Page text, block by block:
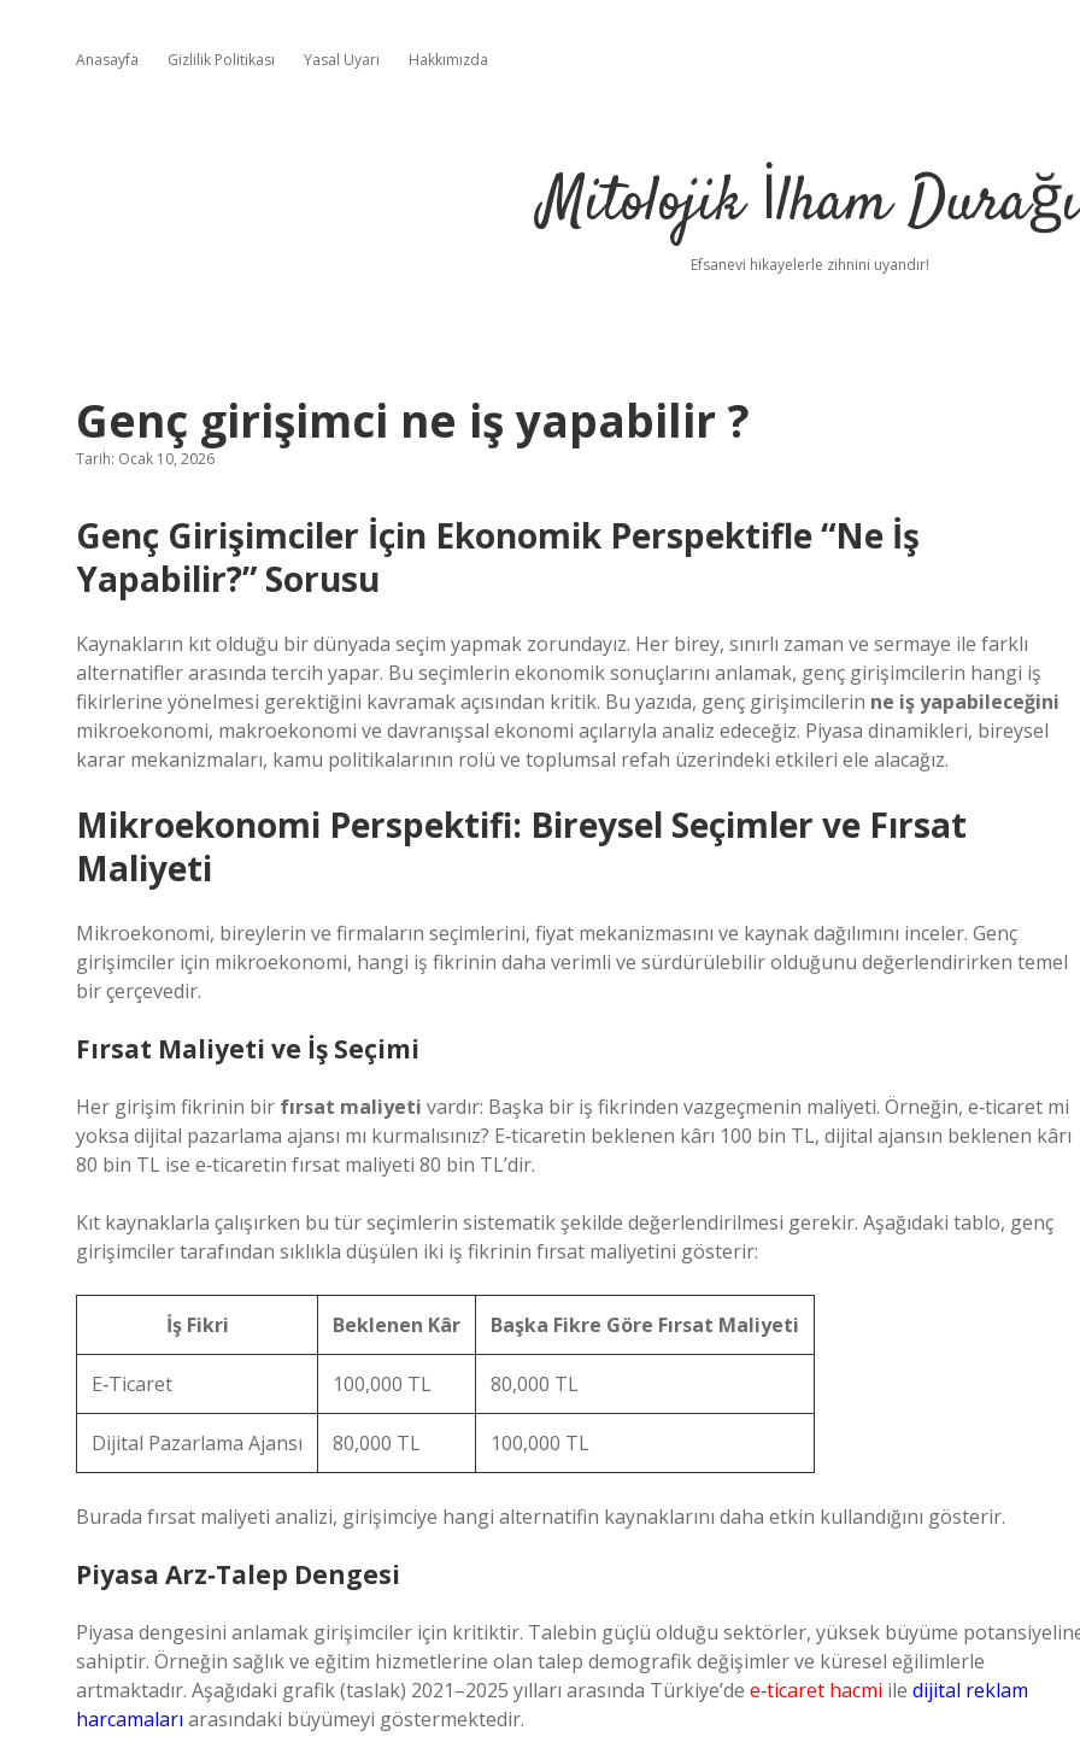
Anasayfa Gizlilik Politikası Yasal Uyarı Hakkımızda
Mitolojik İlham Durağı
Efsanevi hikayelerle zihnini uyandır!
Genç girişimci ne iş yapabilir ?
Tarih: Ocak 10, 2026
Genç Girişimciler İçin Ekonomik Perspektifle “Ne İş
Yapabilir?” Sorusu
Kaynakların kıt olduğu bir dünyada seçim yapmak zorundayız. Her birey, sınırlı zaman ve sermaye ile farklı
alternatifler arasında tercih yapar. Bu seçimlerin ekonomik sonuçlarını anlamak, genç girişimcilerin hangi iş
fikirlerine yönelmesi gerektiğini kavramak açısından kritik. Bu yazıda, genç girişimcilerin ne iş yapabileceğini
mikroekonomi, makroekonomi ve davranışsal ekonomi açılarıyla analiz edeceğiz. Piyasa dinamikleri, bireysel
karar mekanizmaları, kamu politikalarının rolü ve toplumsal refah üzerindeki etkileri ele alacağız.
Mikroekonomi Perspektifi: Bireysel Seçimler ve Fırsat
Maliyeti
Mikroekonomi, bireylerin ve firmaların seçimlerini, fiyat mekanizmasını ve kaynak dağılımını inceler. Genç
girişimciler için mikroekonomi, hangi iş fikrinin daha verimli ve sürdürülebilir olduğunu değerlendirirken temel
bir çerçevedir.
Fırsat Maliyeti ve İş Seçimi
Her girişim fikrinin bir fırsat maliyeti vardır: Başka bir iş fikrinden vazgeçmenin maliyeti. Örneğin, e‑ticaret mi
yoksa dijital pazarlama ajansı mı kurmalısınız? E‑ticaretin beklenen kârı 100 bin TL, dijital ajansın beklenen kârı
80 bin TL ise e‑ticaretin fırsat maliyeti 80 bin TL’dir.
Kıt kaynaklarla çalışırken bu tür seçimlerin sistematik şekilde değerlendirilmesi gerekir. Aşağıdaki tablo, genç
girişimciler tarafından sıklıkla düşülen iki iş fikrinin fırsat maliyetini gösterir:
İş Fikri Beklenen Kâr Başka Fikre Göre Fırsat Maliyeti
E‑Ticaret 100,000 TL 80,000 TL
Dijital Pazarlama Ajansı 80,000 TL 100,000 TL
Burada fırsat maliyeti analizi, girişimciye hangi alternatifin kaynaklarını daha etkin kullandığını gösterir.
Piyasa Arz‑Talep Dengesi
Piyasa dengesini anlamak girişimciler için kritiktir. Talebin güçlü olduğu sektörler, yüksek büyüme
sahiptir. Örneğin sağlık ve eğitim hizmetlerine olan talep demografik değişimler ve küresel eğilimlerle
artmaktadır. Aşağıdaki grafik (taslak) 2021–2025 yılları arasında Türkiye’de e‑ticaret hacmi ile dijital reklam
harcamaları arasındaki büyümeyi göstermektedir.